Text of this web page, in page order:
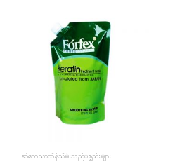
ဆံကေသာထိန်သိမ်းသည့်ပစ္စည်းများ